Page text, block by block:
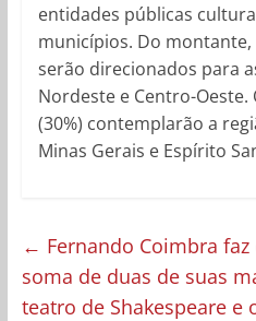
entidades públicas
municípios. Do montante,
serão direcionados para
Nordeste e Centro-Oeste.
(30%) contemplarão a
Minas Gerais e Espírito
← Fernando Coimbra faz
soma de duas de suas
teatro de Shakespeare e